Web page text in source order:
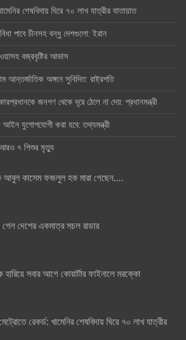
শেষবিদায় ঘিরে ৭০ লাখ যাত্রীর যাতায়াত
পাবে চীনসহ বন্ধু দেশগুলো: ইরান
বজ্রবৃষ্টির আভাস
আন্তর্জাতিক অঙ্গনে সুবিদিত: রাষ্ট্রপতি
জনগণ থেকে দূরে ঠেলে না দেয়: প্রধানমন্ত্রী
আইন যুগোপযোগী করা হবে: তথ্যমন্ত্রী
আরও ৭ শিশুর মৃত্যু
আবুল কাসেম ফজলুল হক মারা গেছেন….
দেশের একমাত্র সচল রাডার
হারিয়ে সবার আগে কোয়ার্টার ফাইনালে মরক্কো
রেকর্ড: খামেনির শেষবিদায় ঘিরে ৭০ লাখ যাত্রীর